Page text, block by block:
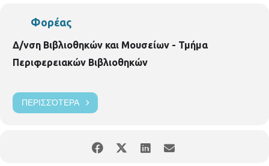
Φορέας
Δ/νση Βιβλιοθηκών και Μουσείων - Τμήμα
Περιφερειακών Βιβλιοθηκών
ΠΕΡΙΣΣΌΤΕΡΑ